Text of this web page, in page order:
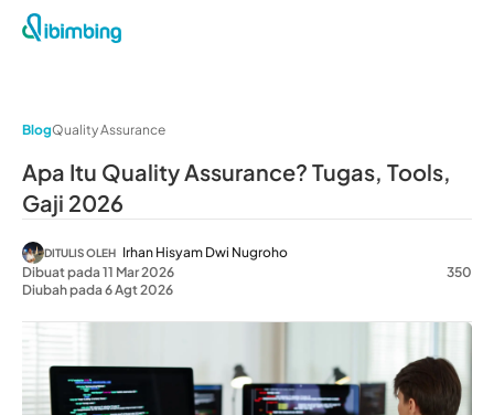
BlogQuality Assurance
Apa Itu Quality Assurance? Tugas, Tools,
Gaji 2026
DITULIS OLEH Irhan Hisyam Dwi Nugroho
Dibuat pada 11 Mar 2026
Diubah pada 6 Agt 2026
350